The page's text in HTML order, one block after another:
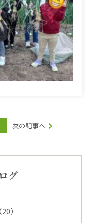
次の記事へ
グ
）